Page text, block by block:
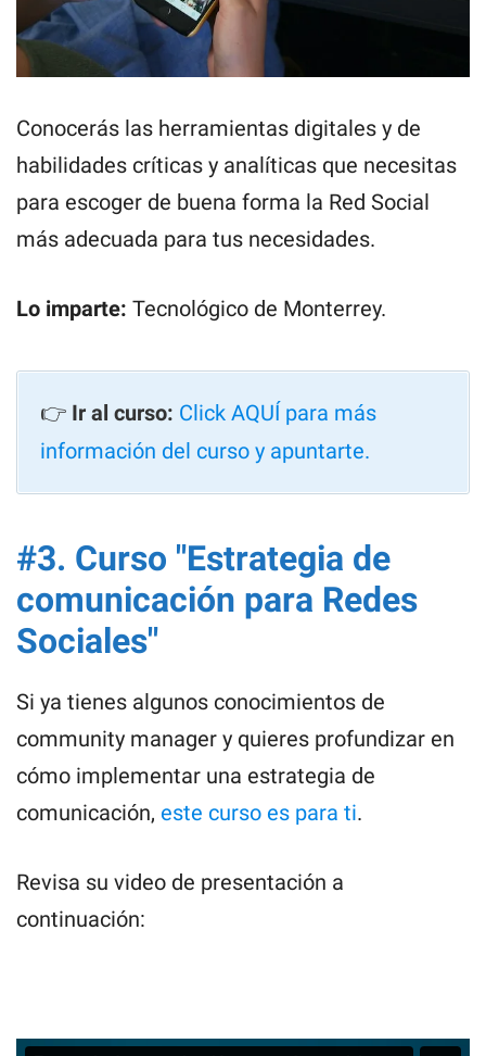
Conocerás las herramientas digitales y de
habilidades críticas y analíticas que necesitas
para escoger de buena forma la Red Social
más adecuada para tus necesidades.
Lo imparte: Tecnológico de Monterrey.
👉 Ir al curso: Click AQUÍ para más
información del curso y apuntarte.
#3. Curso "Estrategia de
comunicación para Redes
Sociales"
Si ya tienes algunos conocimientos de
community manager y quieres profundizar en
cómo implementar una estrategia de
comunicación, este curso es para ti.
Revisa su video de presentación a
continuación: